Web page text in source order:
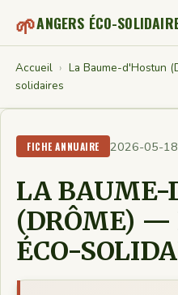
🌱ANGERS ÉCO-
Accueil › La Baume-d'Hostun
solidaires
FICHE ANNUAIRE 2026-05-18
LA BAUME-
(DRÔME) —
ÉCO-